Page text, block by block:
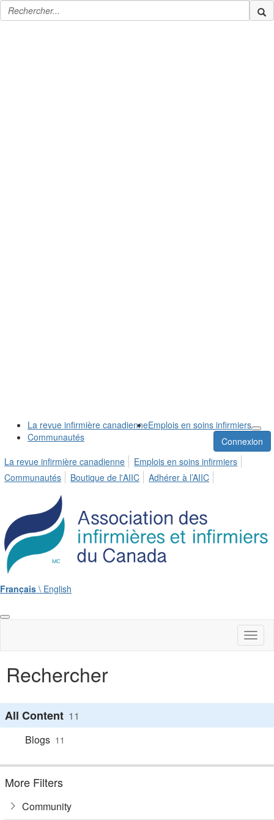
La revue infirmière canadienneEmplois en soins infirmiers
Communautés
Connexion
La revue infirmière canadienne
Emplois en soins infirmiers
Communautés
Boutique de l'AIIC Adhérer à l’AIIC
Français \ English
Rechercher
All Content 11
Blogs 11
More Filters
Community